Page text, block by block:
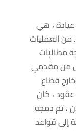
، هي
العمليات
مطالبات
من مقدمي
قطاع
، كان
، تم دمجه
إلى قواعد